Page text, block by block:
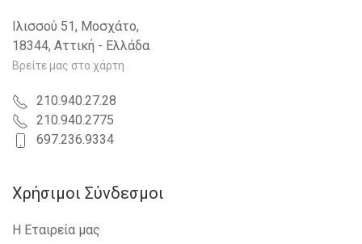
Ιλισσού 51, Μοσχάτο,
18344, Αττική - Ελλάδα
Βρείτε μας στο χάρτη
210.940.27.28
210.940.2775
697.236.9334
Χρήσιμοι Σύνδεσμοι
Η Εταιρεία μας